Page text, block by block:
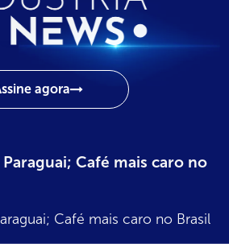
News
agora
Paraguai; Café mais caro no
Café mais caro no Brasil